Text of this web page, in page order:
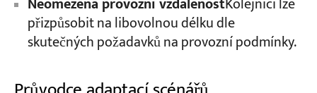
přizpůsobit na libovolnou délku dle
skutečných požadavků na provozní podmínky.